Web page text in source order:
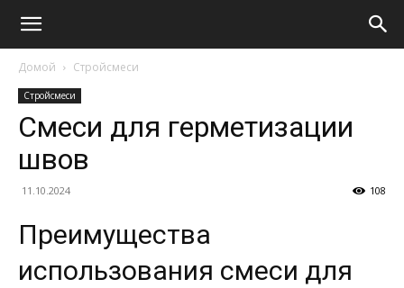
Домой Стройсмеси
Стройсмеси
Смеси для герметизации
швов
11.10.2024 108
Преимущества
использования смеси для